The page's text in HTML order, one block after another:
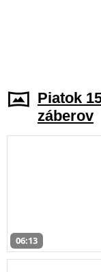
Piatok
záberov
06:13